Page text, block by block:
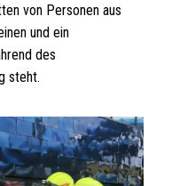
von Personen aus
und ein
des
steht.